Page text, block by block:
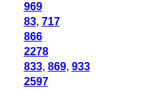
969
83, 717
866
2278
833, 869, 933
2597